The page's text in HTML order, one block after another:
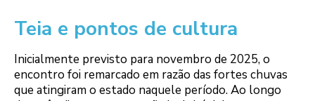
Teia e pontos de cultura
Inicialmente previsto para novembro de 2025, o
encontro foi remarcado em razão das fortes chuvas
que atingiram o estado naquele período. Ao longo